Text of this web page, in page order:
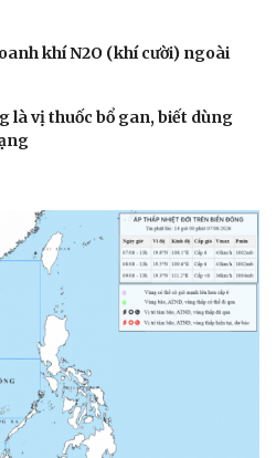
khí N2O (khí cười) ngoài
là vị thuốc bổ gan, biết dùng